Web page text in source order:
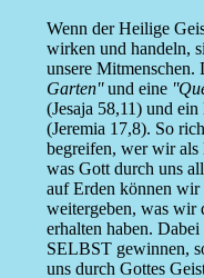
Wenn der Heilige
wirken und handeln,
unsere
Garten''und eine
(Jesaja 58,11) und
(Jeremia 17,8). So
begreifen, wer wir
was Gott durch uns
auf Erden können wir
weitergeben, was wir
erhalten haben.
SELBST gewinnen,
uns durch Gottes